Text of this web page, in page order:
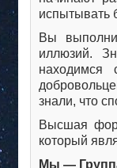
испытывать
Вы
иллюзий.
находимся
знали, что
Высшая
который
Мы —